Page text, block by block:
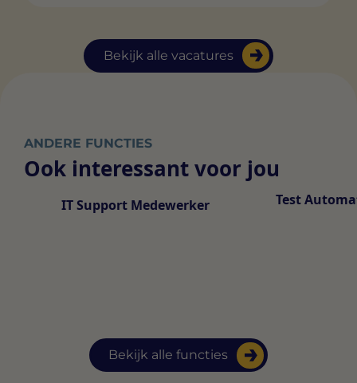
Bekijk alle vacatures
ANDERE FUNCTIES
Ook interessant voor jou
Bekijk alle functies
IT Support Medewerker Test